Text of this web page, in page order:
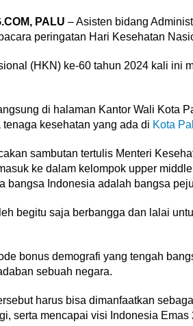
PALU – Asisten bidang
peringatan Hari Kesehatan
(HKN) ke-60 tahun 2024 kali ini
di halaman Kantor Wali Kota
kesehatan yang ada di Kota
sambutan tertulis Menteri
ke dalam kelompok upper
bangsa Indonesia adalah bangsa
begitu saja berbangga dan lalai
bonus demografi yang tengah
sebuah negara.
harus bisa dimanfaatkan
serta mencapai visi Indonesia Emas